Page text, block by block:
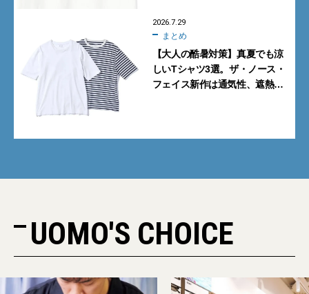
2026.7.29
まとめ
【大人の酷暑対策】真夏でも涼
しいTシャツ3選。ザ・ノース・
フェイス新作は通気性、遮熱
UOMO'S CHOICE